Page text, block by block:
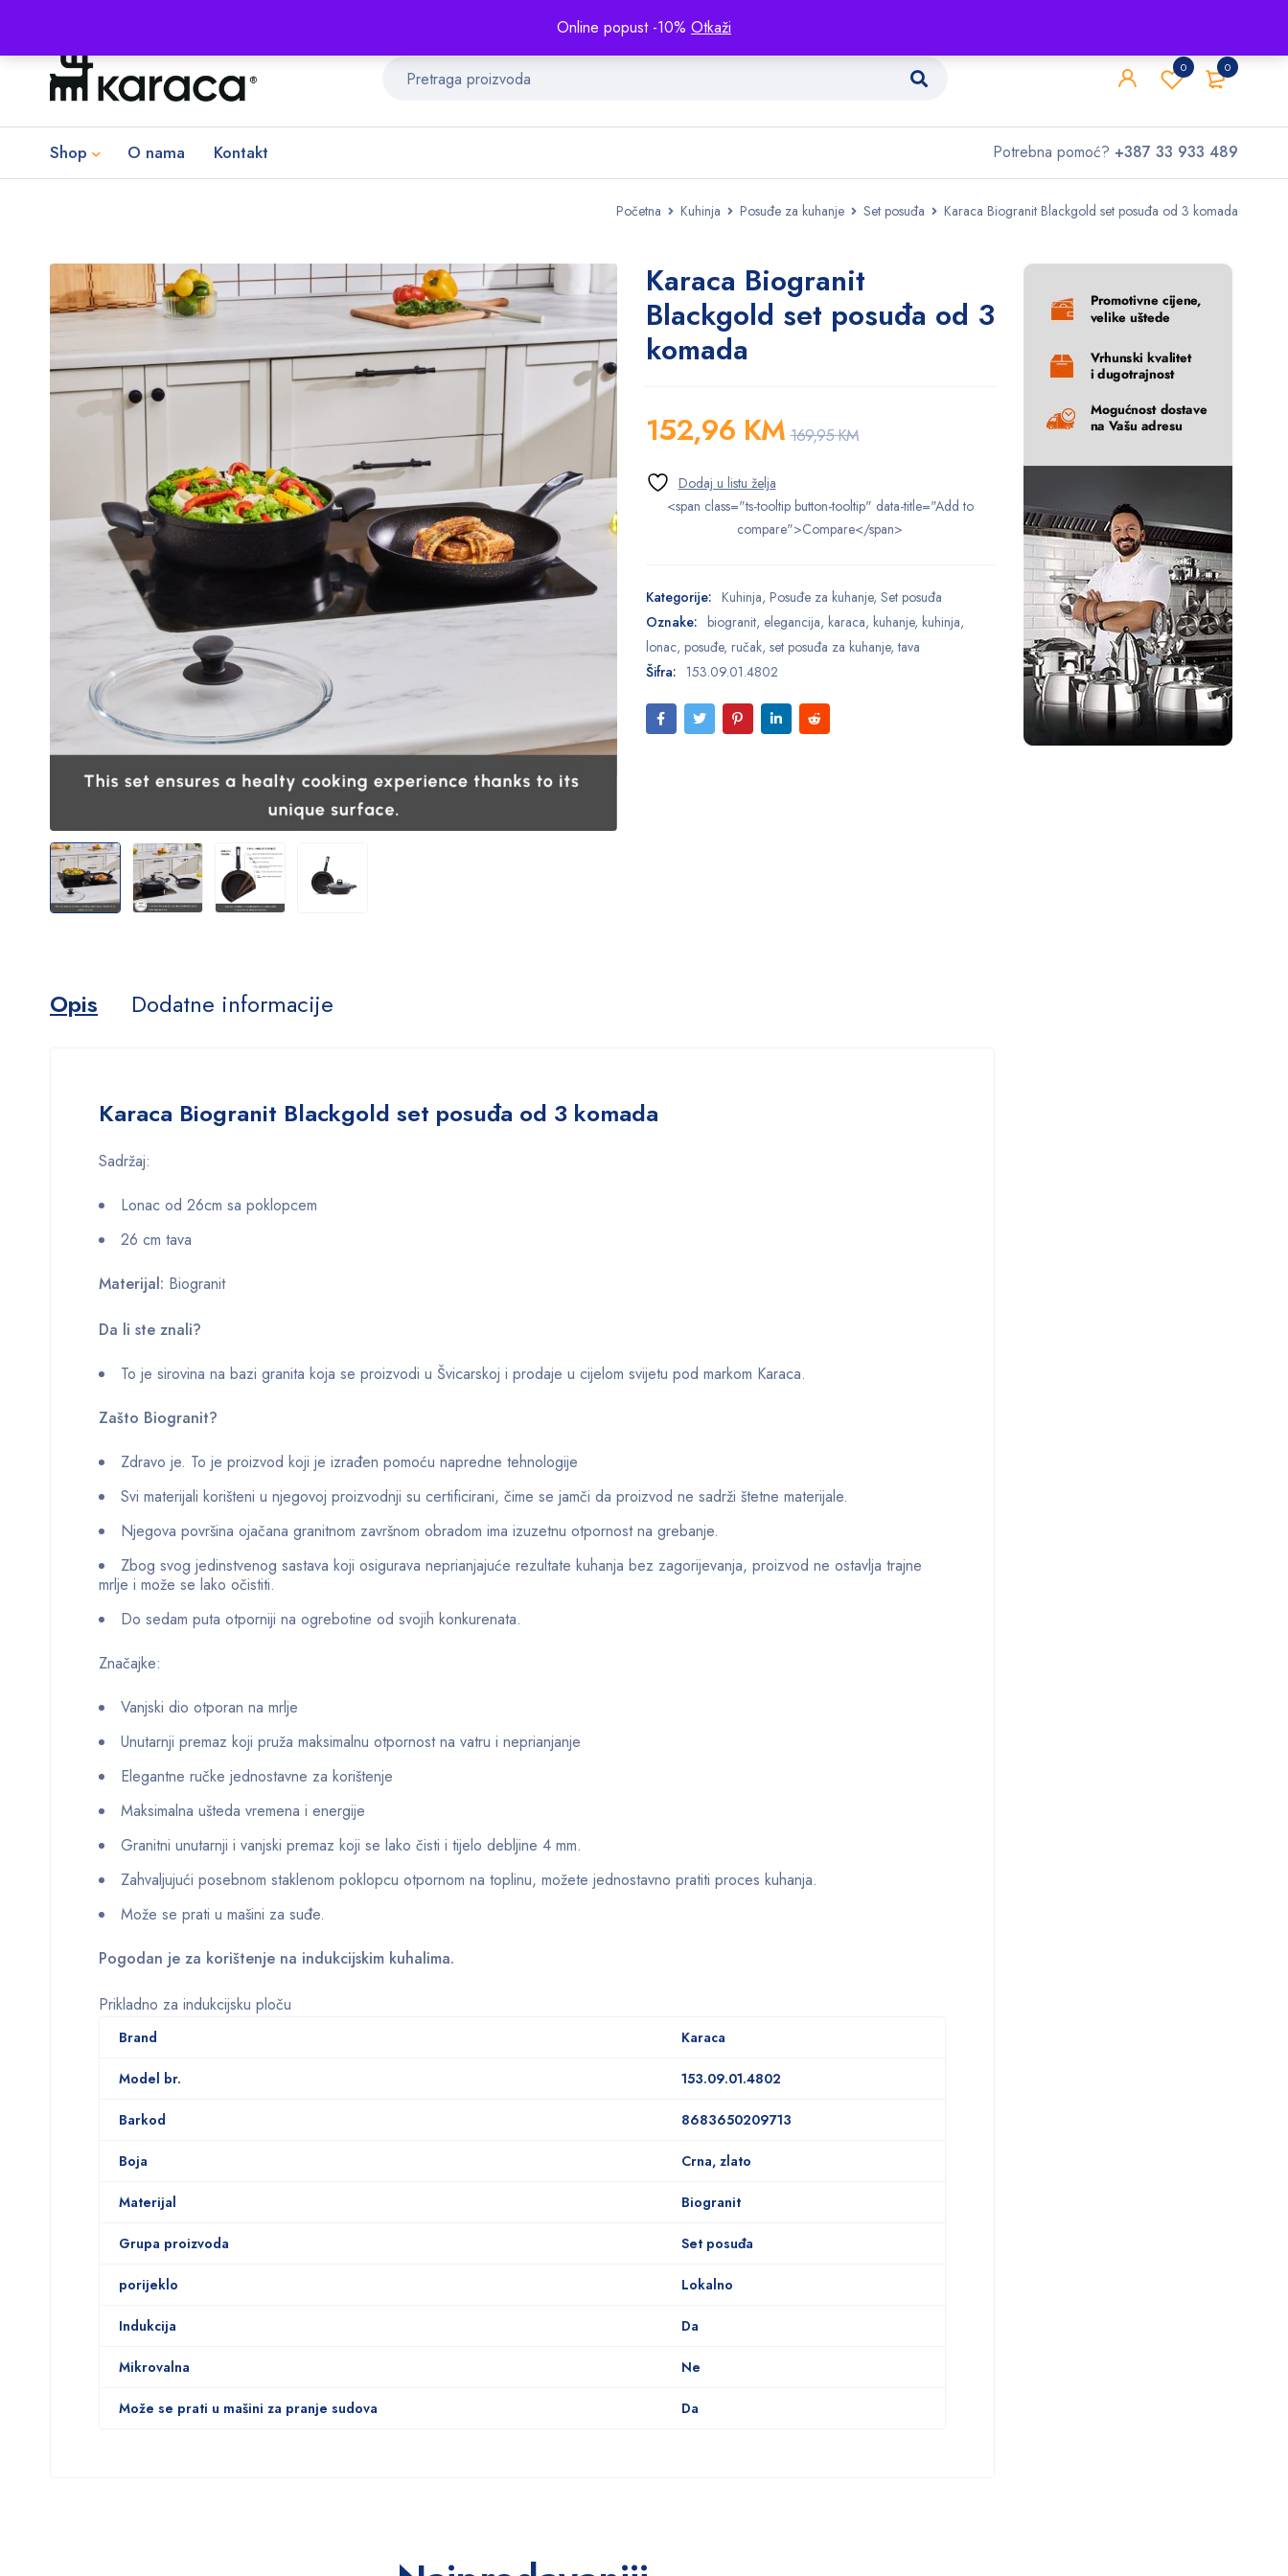
Online popust -10% Otkaži
0
0
Shop O nama Kontakt Potrebna pomoć? +387 33 933 489
Početna Kuhinja Posuđe za kuhanje Set posuđa Karaca Biogranit Blackgold set posuđa od 3 komada
Karaca Biogranit
Blackgold set posuđa od 3
komada
169,95KM
152,96 KM
<span class="ts-tooltip button-tooltip" data-title="Add to
compare">Compare</span>
Kategorije: Kuhinja, Posuđe za kuhanje, Set posuđa
Oznake: biogranit, elegancija, karaca, kuhanje, kuhinja,
lonac, posuđe, ručak, set posuđa za kuhanje,tava
Šifra: 153.09.01.4802
Opis Dodatne informacije
Karaca Biogranit Blackgold set posuđa od 3 komada
Sadržaj:
Lonac od 26cm sa poklopcem
26 cm tava
Materijal: Biogranit
Da li ste znali?
To je sirovina na bazi granita koja se proizvodi u Švicarskoj i prodaje u cijelom svijetu pod markom Karaca.
Zašto Biogranit?
Zdravo je. To je proizvod koji je izrađen pomoću napredne tehnologije
Svi materijali korišteni u njegovoj proizvodnji su certificirani, čime se jamči da proizvod ne sadrži štetne materijale.
Njegova površina ojačana granitnom završnom obradom ima izuzetnu otpornost na grebanje.
Zbog svog jedinstvenog sastava koji osigurava neprianjajuće rezultate kuhanja bez zagorijevanja, proizvod ne ostavlja trajne
mrlje i može se lako očistiti.
Do sedam puta otporniji na ogrebotine od svojih konkurenata.
Značajke:
Vanjski dio otporan na mrlje
Unutarnji premaz koji pruža maksimalnu otpornost na vatru i neprianjanje
Elegantne ručke jednostavne za korištenje
Maksimalna ušteda vremena i energije
Granitni unutarnji i vanjski premaz koji se lako čisti i tijelo debljine 4 mm.
Zahvaljujući posebnom staklenom poklopcu otpornom na toplinu, možete jednostavno pratiti proces kuhanja.
Može se prati u mašini za suđe.
Pogodan je za korištenje na indukcijskim kuhalima.
Prikladno za indukcijsku ploču
Brand Karaca
Model br. 153.09.01.4802
Barkod 8683650209713
Boja Crna, zlato
Materijal Biogranit
Grupa proizvoda Set posuđa
porijeklo Lokalno
Indukcija Da
Mikrovalna Ne
Može se prati u mašini za pranje sudova Da